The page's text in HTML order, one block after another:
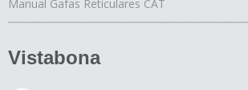
Manual Gafas Reticulares CAT
Vistabona